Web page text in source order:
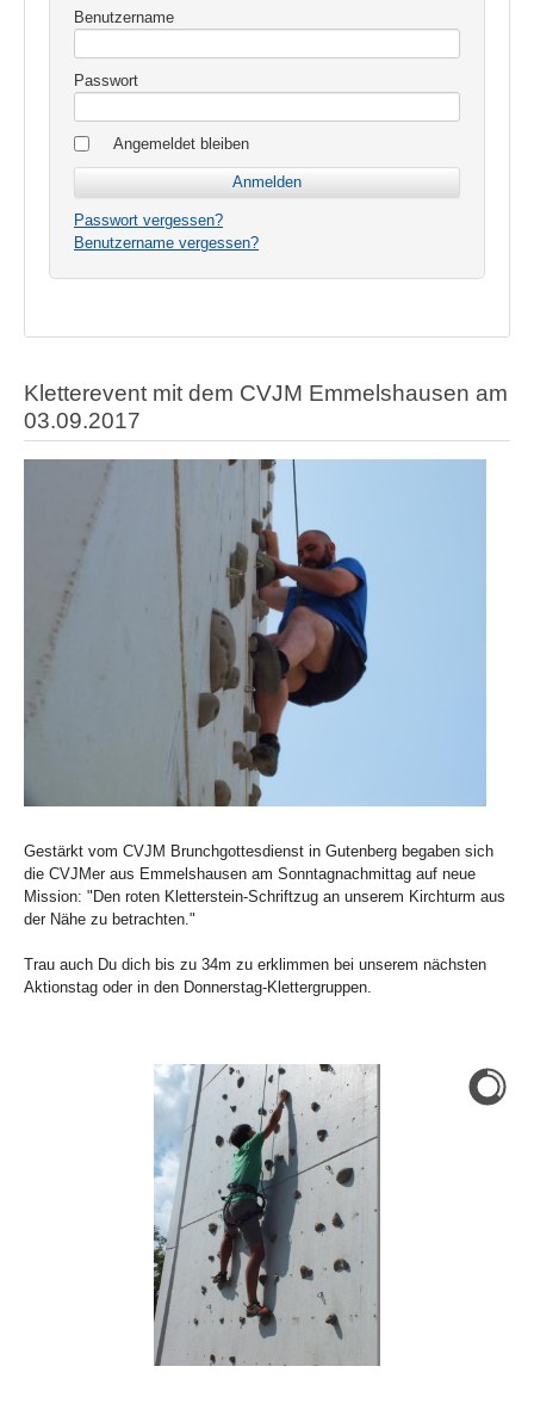
Benutzername
Passwort
Angemeldet bleiben
Passwort vergessen?
Benutzername vergessen?
Kletterevent mit dem CVJM Emmelshausen am
03.09.2017
Gestärkt vom CVJM Brunchgottesdienst in Gutenberg begaben sich
die CVJMer aus Emmelshausen am Sonntagnachmittag auf neue
Mission: "Den roten Kletterstein-Schriftzug an unserem Kirchturm aus
der Nähe zu betrachten."
Trau auch Du dich bis zu 34m zu erklimmen bei unserem nächsten
Aktionstag oder in den Donnerstag-Klettergruppen.